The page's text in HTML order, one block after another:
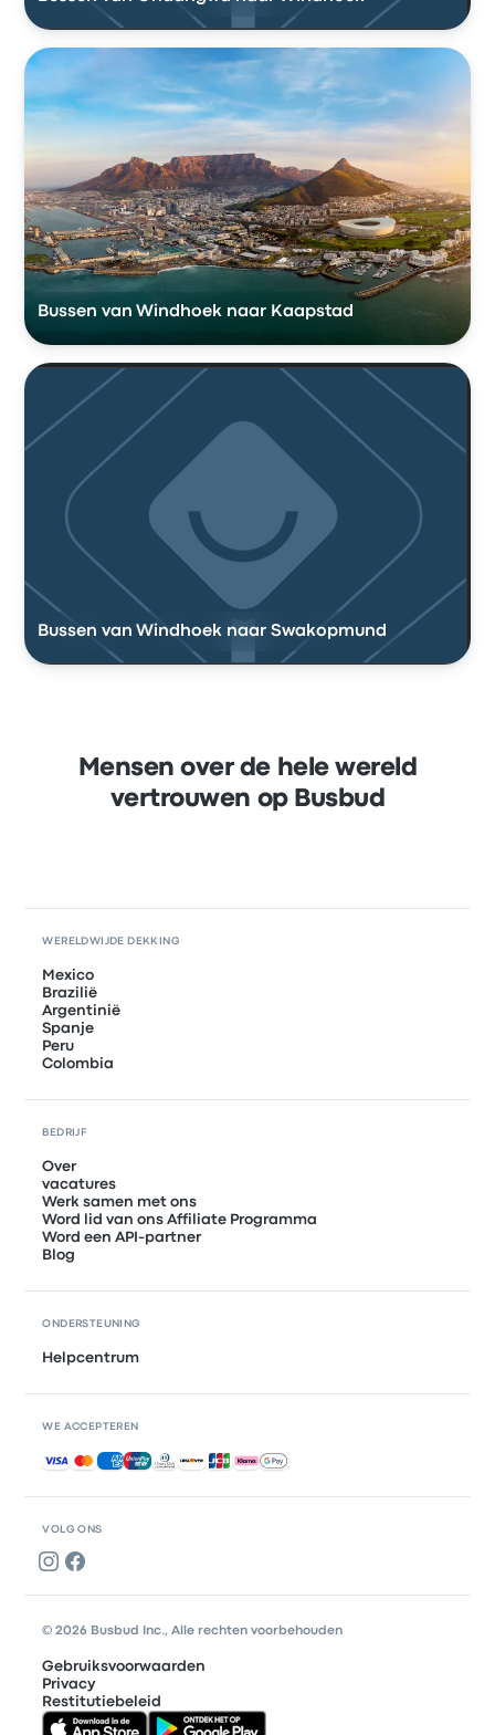
Bussen van Windhoek naar Kaapstad
Bussen van Windhoek naar Swakopmund
Mensen over de hele wereld
vertrouwen op Busbud
VOLG ONS
WERELDWIJDE DEKKING
Mexico
Brazilië
Argentinië
Spanje
Peru
Colombia
BEDRIJF
Over
vacatures
Werk samen met ons
Word lid van ons Affiliate Programma
Word een API-partner
Blog
ONDERSTEUNING
Helpcentrum
WE ACCEPTEREN
Geaccepteerde betalingen
© 2026 Busbud Inc., Alle rechten voorbehouden
Gebruiksvoorwaarden
Privacy
Restitutiebeleid